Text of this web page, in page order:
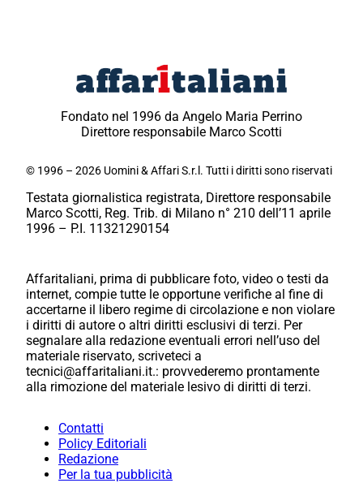
Fondato nel 1996 da Angelo Maria Perrino
Direttore responsabile Marco Scotti
© 1996 – 2026 Uomini & Affari S.r.l. Tutti i diritti sono riservati
Testata giornalistica registrata, Direttore responsabile
Marco Scotti, Reg. Trib. di Milano n° 210 dell’11 aprile
1996 – P.I. 11321290154
Affaritaliani, prima di pubblicare foto, video o testi da
internet, compie tutte le opportune verifiche al fine di
accertarne il libero regime di circolazione e non violare
i diritti di autore o altri diritti esclusivi di terzi. Per
segnalare alla redazione eventuali errori nell’uso del
materiale riservato, scriveteci a
tecnici@affaritaliani.it.: provvederemo prontamente
alla rimozione del materiale lesivo di diritti di terzi.
Contatti
Policy Editoriali
Redazione
Per la tua pubblicità